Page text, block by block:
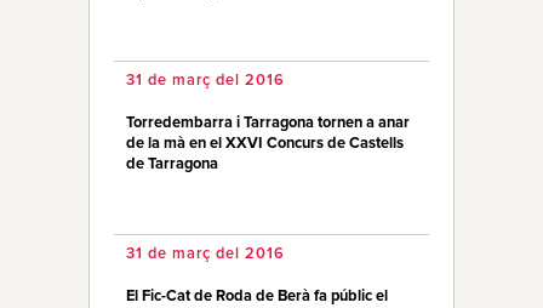
31 de març del 2016
Torredembarra i Tarragona tornen a anar
de la mà en el XXVI Concurs de Castells
de Tarragona
31 de març del 2016
El Fic-Cat de Roda de Berà fa públic el